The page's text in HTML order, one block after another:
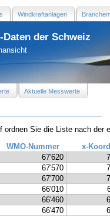
Windkraftanlagen
der Schweiz
Aktuelle Messwerte
ordnen Sie die Liste nach der
WMO-Nummer
x-
67'620
67'570
67'700
66'010
66'460
66'470